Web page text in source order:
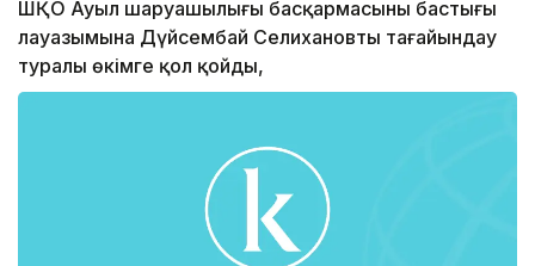
ШҚО Ауыл шаруашылығы басқармасының бастығы
лауазымына Дүйсембай Селихановты тағайындау
туралы өкімге қол қойды,